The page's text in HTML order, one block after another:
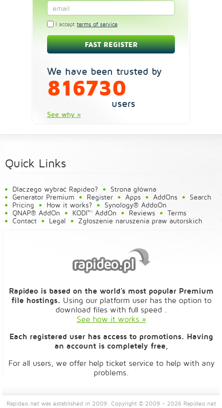
I accept terms of service
We have been trusted by
816730
users
See why »
Quick Links
Dlaczego wybrać Rapideo?
Strona główna
Generator Premium
Register Apps AddOns
Search
Pricing
How it works?
Synology® AddoOn
QNAP® AddOn
KODI™ AddOn Reviews
Terms
Contact
Legal Zgłoszenie naruszenia praw autorskich
Rapideo is based on the world's most popular Premium
file hostings. Using our platform user has the option to
download files with full speed .
See how it works »
Each registered user has access to promotions. Having
an account is completely free,
For all users, we offer help ticket service to help with any
problems.
Rapideo.net was established in 2009. Copyright © 2009 - 2026 Rapideo.net